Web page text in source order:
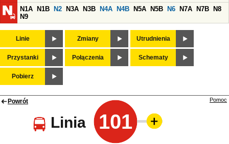
N1A
N1B N2 N3A N3B N4A N4B N5A N5B N6 N7A N7B
N8
N9
Linie Zmiany Utrudnienia
Przystanki Połączenia Schematy
Pobierz
Powrót
Linia 101
Pomoc